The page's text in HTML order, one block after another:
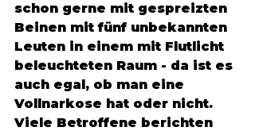
schon gerne mit gespreizten
Beinen mit fünf unbekannten
Leuten in einem mit Flutlicht
beleuchteten Raum - da ist es
auch egal, ob man eine
Vollnarkose hat oder nicht.
Viele Betroffene berichten